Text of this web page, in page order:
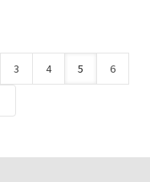
3 4 5 6